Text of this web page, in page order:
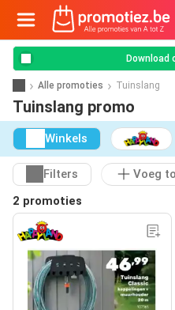
Download
Alle promoties Tuinslang
Tuinslang promo
Winkels
Filters
Voeg
2 promoties